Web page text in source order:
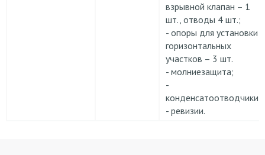
взрывной клапан – 1
шт., отводы 4 шт.;
- опоры для установки
горизонтальных
участков – 3 шт.
- молниезащита;
-
конденсатоотводчики;
- ревизии.